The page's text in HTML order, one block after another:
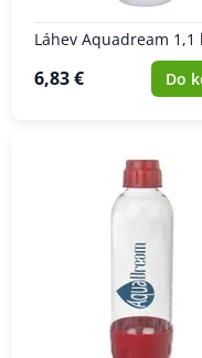
Láhev Aquadream 1,1 l
6,83 € Do